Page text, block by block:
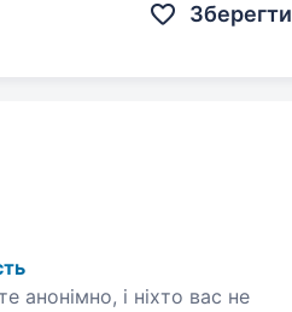
Зберегти
анонімно, і ніхто вас не